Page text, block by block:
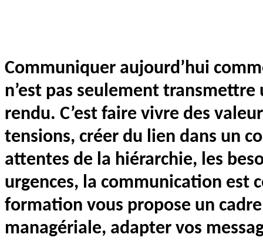
Communiquer aujourd’hui
n’est pas seulement
rendu. C’est faire vivre des
tensions, créer du lien dans un
attentes de la hiérarchie, les
urgences, la communication est
formation vous propose un
managériale, adapter vos